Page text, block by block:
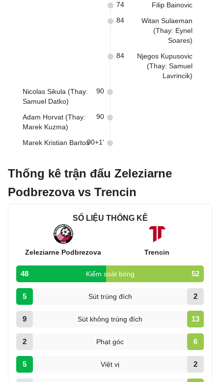
Filip Bainovic
74
Witan Sulaeman
(Thay: Eynel
Soares)
84
Njegos Kupusovic
(Thay: Samuel
Lavrincik)
84
Nicolas Sikula (Thay:
Samuel Datko)
90
Adam Horvat (Thay:
Marek Kuzma)
90
Marek Kristian Bartos90+1'
Thống kê trận đấu Zeleziarne
Podbrezova vs Trencin
SỐ LIỆU THỐNG KÊ
Zeleziarne Podbrezova Trencin
48 Kiểm soát bóng 52
5 Sút trúng đích 2
9 Sút không trúng đích 13
2 Phạt góc 6
5 Việt vị 2